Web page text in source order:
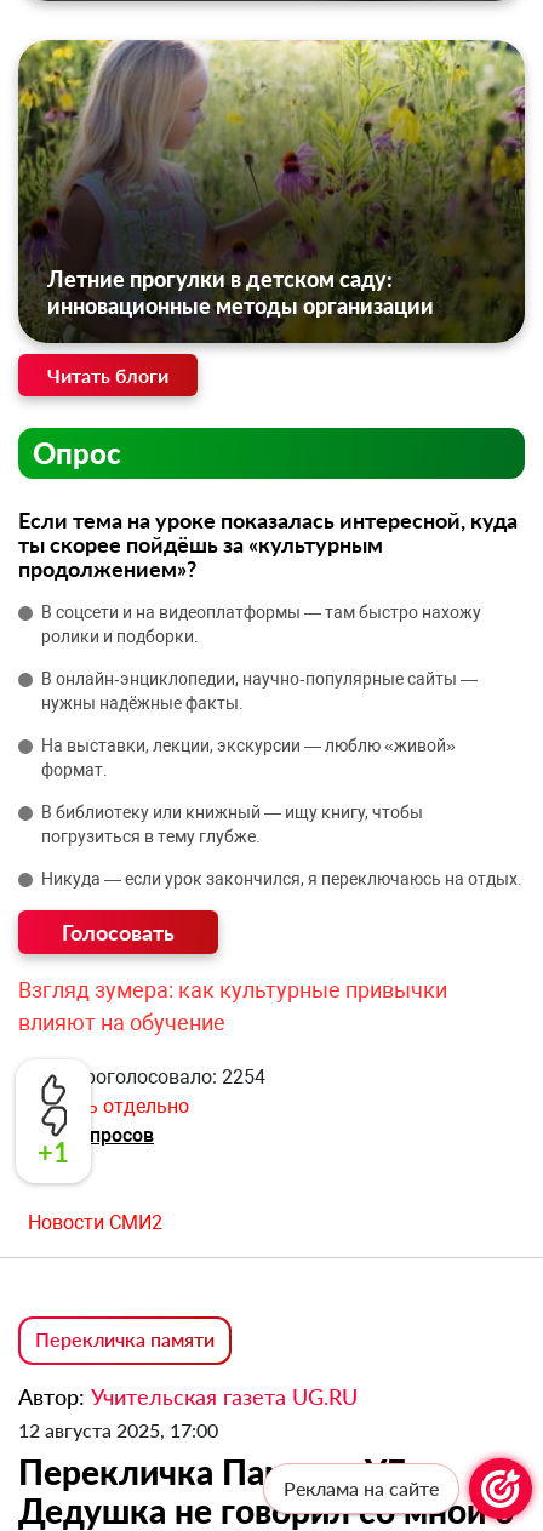
+1
Летние прогулки в детском саду:
инновационные методы организации
Читать блоги
Опрос
Если тема на уроке показалась интересной, куда
ты скорее пойдёшь за «культурным
продолжением»?
В соцсети и на видеоплатформы — там быстро нахожу
ролики и подборки.
В онлайн‑энциклопедии, научно‑популярные сайты —
нужны надёжные факты.
На выставки, лекции, экскурсии — люблю «живой»
формат.
В библиотеку или книжный — ищу книгу, чтобы
погрузиться в тему глубже.
Никуда — если урок закончился, я переключаюсь на отдых.
Взгляд зумера: как культурные привычки
влияют на обучение
Всего проголосовало: 2254
Открыть отдельно
Архив опросов
Новости СМИ2
Перекличка памяти
Автор: Учительская газета UG.RU
12 августа 2025, 17:00
Перекличка Памяти «УГ»:
Дедушка не говорил со мной о
Реклама на сайте